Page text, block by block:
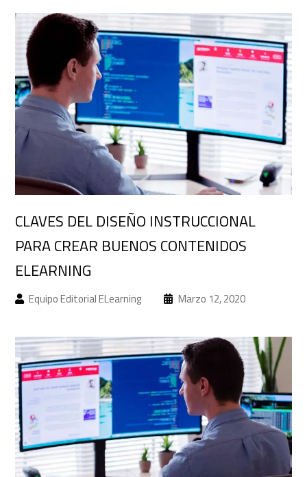
CLAVES DEL DISEÑO INSTRUCCIONAL
PARA CREAR BUENOS CONTENIDOS
ELEARNING
Equipo Editorial ELearning Marzo 12, 2020